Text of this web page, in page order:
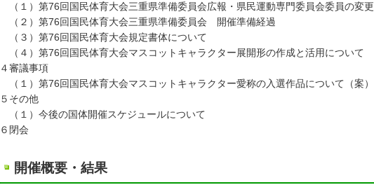
（１）第76回国民体育大会三重県準備委員会広報・県民運動専門委員会委員の変更
（２）第76回国民体育大会三重県準備委員会 開催準備経過
（３）第76回国民体育大会規定書体について
（４）第76回国民体育大会マスコットキャラクター展開形の作成と活用について
４審議事項
（１）第76回国民体育大会マスコットキャラクター愛称の入選作品について（案）
５その他
（１）今後の国体開催スケジュールについて
６閉会
開催概要・結果